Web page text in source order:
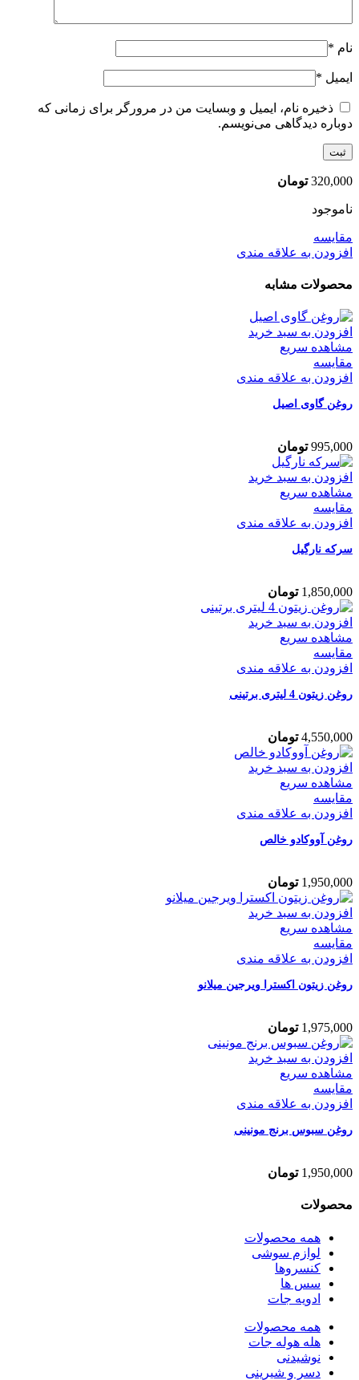
نام *
ایمیل *
ذخیره نام، ایمیل و وبسایت من در مرورگر برای زمانی که
دوباره دیدگاهی می‌نویسم.
320,000 تومان
ناموجود
مقایسه
افزودن به علاقه مندی
محصولات مشابه
افزودن به سبد خرید
مشاهده سریع
مقایسه
افزودن به علاقه مندی
روغن گاوی اصیل
995,000 تومان
افزودن به سبد خرید
مشاهده سریع
مقایسه
افزودن به علاقه مندی
سرکه نارگیل
1,850,000 تومان
افزودن به سبد خرید
مشاهده سریع
مقایسه
افزودن به علاقه مندی
روغن زیتون 4 لیتری برتینی
4,550,000 تومان
افزودن به سبد خرید
مشاهده سریع
مقایسه
افزودن به علاقه مندی
روغن آووکادو خالص
1,950,000 تومان
افزودن به سبد خرید
مشاهده سریع
مقایسه
افزودن به علاقه مندی
روغن زیتون اکسترا ویرجین میلانو
1,975,000 تومان
افزودن به سبد خرید
مشاهده سریع
مقایسه
افزودن به علاقه مندی
روغن سبوس برنج مونینی
1,950,000 تومان
محصولات
همه محصولات
لوازم سوشی
کنسروها
سس ها
ادویه جات
همه محصولات
هله هوله جات
نوشیدنی
دسر و شیرینی